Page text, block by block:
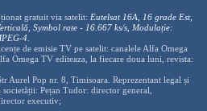
gratuit via satelit: Eutelsat 16A, 16 grade Est,
lă, Symbol rate - 16.667 ks/s, Modulație:
4
de emisie TV pe satelit: canalele Alfa Omega
Omega TV editeaza, la fiecare doua luni, revista:
Aurel Pop nr. 8, Timisoara. Reprezentant legal și
Pețan Tudor: director general,
executiv;